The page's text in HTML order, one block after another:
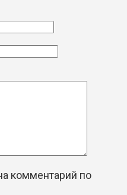
комментарий по